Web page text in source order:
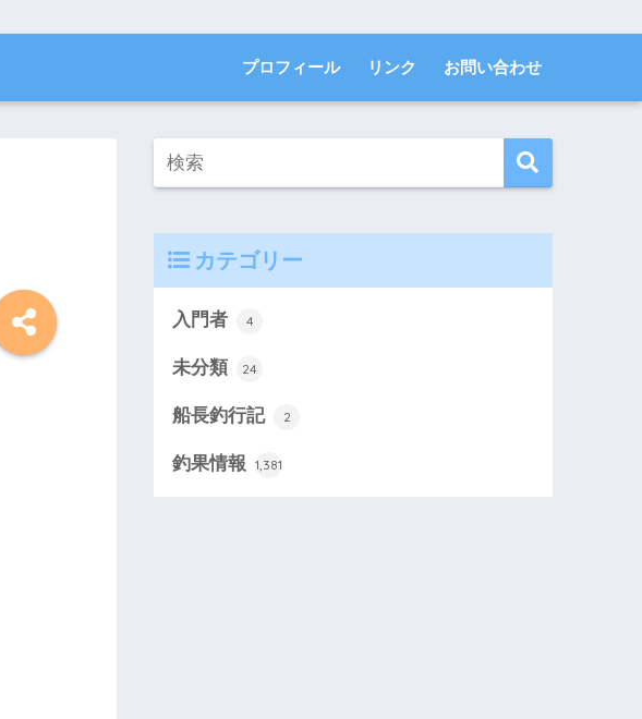
プロフィール リンク お問い合わせ
カテゴリー
入門者 4
未分類 24
船長釣行記 2
釣果情報 1,381